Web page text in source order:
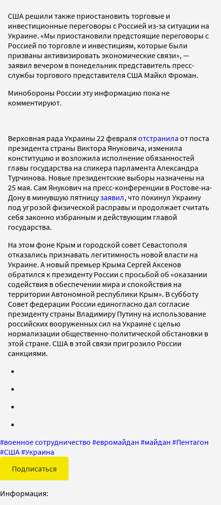
США решили также приостановить торговые и
инвестиционные переговоры с Россией из-за ситуации на
Украине. «Мы приостановили предстоящие переговоры с
Россией по торговле и инвестициям, которые были
призваны активизировать экономические связи», —
заявил вечером в понедельник представитель пресс-
службы торгового представителя США Майкл Фроман.
Минобороны России эту информацию пока не
комментируют.
Верховная рада Украины 22 февраля отстранила от поста
президента страны Виктора Януковича, изменила
конституцию и возложила исполнение обязанностей
главы государства на спикера парламента Александра
Турчинова. Новые президентские выборы назначены на
25 мая. Сам Янукович на пресс-конференции в Ростове-на-
Дону в минувшую пятницузаявил, что покинул Украину
под угрозой физической расправы и продолжает считать
себя законно избранным и действующим главой
государства.
На этом фоне Крым и городской совет Севастополя
отказались признавать легитимность новой власти на
Украине. А новый премьер Крыма Сергей Аксенов
обратился к президенту России с просьбой об «оказании
содействия в обеспечении мира и спокойствия на
территории Автономной республики Крым». В субботу
Совет федерации России единогласно дал согласие
президенту страны Владимиру Путину на использование
российских вооруженных сил на Украине с целью
нормализации общественно-политической обстановки в
этой стране. США в этой связи пригрозило России
санкциями.
#военное сотрудничество #евромайдан #майдан #Пентагон
#США#Украина
Подписаться
Информация: